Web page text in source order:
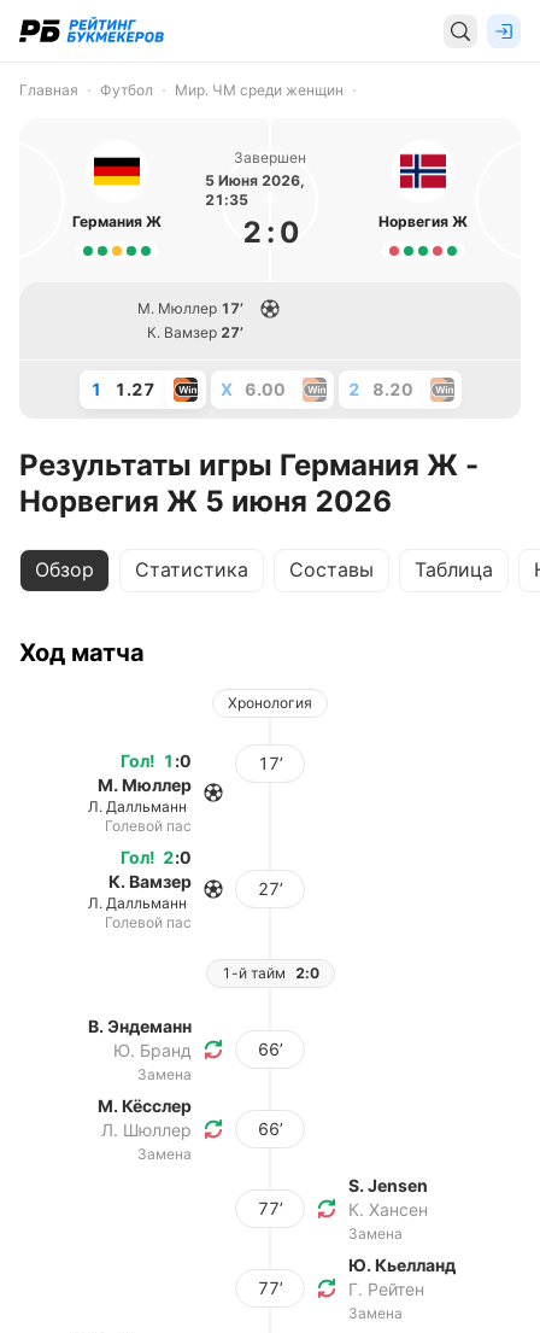
Главная Футбол Мир. ЧМ среди женщин
Германия Ж
Завершен
5 Июня 2026,
21:35
2 : 0 Норвегия Ж
М. Мюллер 17’
К. Вамзер 27’
1 1.27 X 6.00 2 8.20
Результаты игры Германия Ж -
Норвегия Ж 5 июня 2026
Обзор Статистика Составы Таблица
Ход матча
Хронология
Гол! 1 :0
М. Мюллер
Л. Далльманн
Голевой пас
17’
Гол! 2:0
К. Вамзер
Л. Далльманн
Голевой пас
27’
1-й тайм 2:0
В. Эндеманн
Ю. Бранд
Замена
66’
М. Кёсслер
Л. Шюллер
Замена
66’
77’
S. Jensen
К. Хансен
Замена
77’
Ю. Кьелланд
Г. Рейтен
Замена